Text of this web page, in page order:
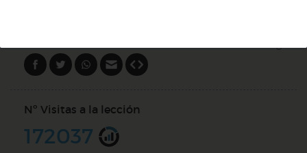
Nº Visitas a la lección
172037